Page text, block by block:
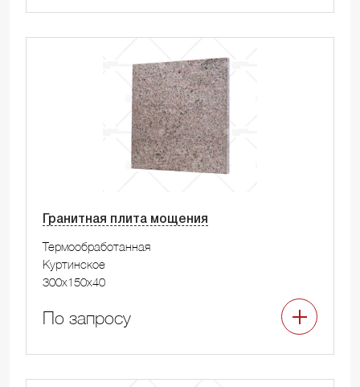
Гранитная плита мощения
Термообработанная
Куртинское
300x150x40
По запросу